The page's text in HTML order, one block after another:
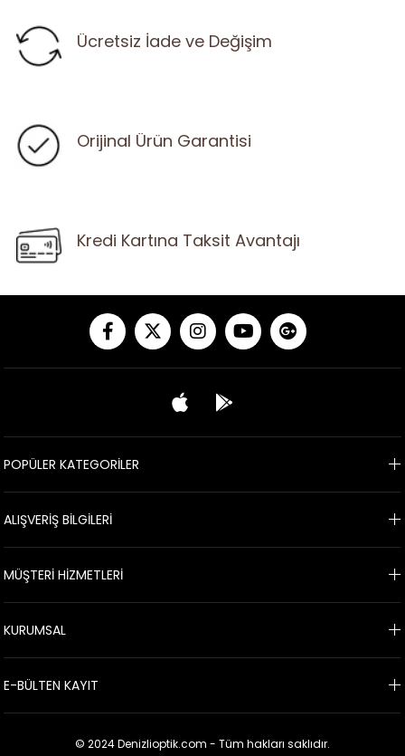
Ücretsiz İade ve Değişim
Orijinal Ürün Garantisi
Kredi Kartına Taksit Avantajı
POPÜLER KATEGORİLER
ALIŞVERİŞ BİLGİLERİ
MÜŞTERİ HİZMETLERİ
KURUMSAL
E-BÜLTEN KAYIT
© 2024 Denizlioptik.com - Tüm hakları saklıdır.